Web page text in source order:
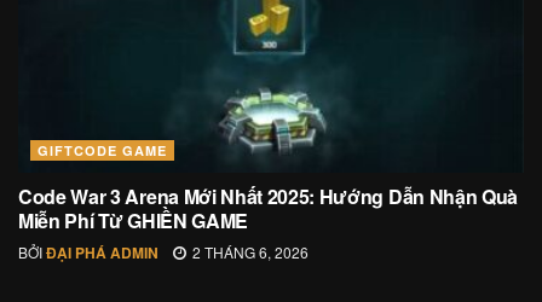
GIFTCODE GAME
Code War 3 Arena Mới Nhất 2025: Hướng Dẫn Nhận Quà
Miễn Phí Từ GHIỀN GAME
BỞIĐẠI PHÁ ADMIN 2 THÁNG 6, 2026